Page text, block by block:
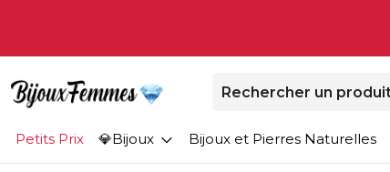
Petits Prix Bijoux Bijoux et Pierres Naturelles